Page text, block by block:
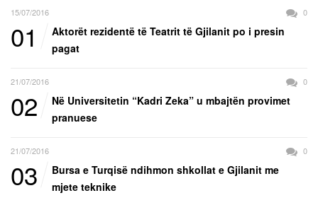
15/07/2016 0
01
Aktorët rezidentë të Teatrit të Gjilanit po i presin
pagat
21/07/2016 0
02
Në Universitetin “Kadri Zeka” u mbajtën provimet
pranuese
21/07/2016 0
03
Bursa e Turqisë ndihmon shkollat e Gjilanit me
mjete teknike